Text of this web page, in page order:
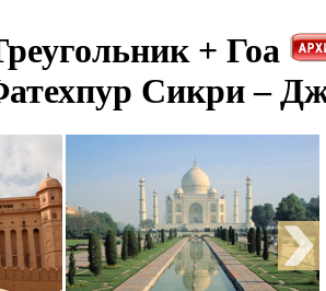
+ Гоа
Сикри –